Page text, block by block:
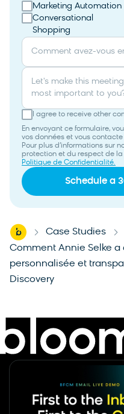
Marketing Automation
Conversational
Shopping
Comment avez-vous
Let's make this meeting productive. What topics are
most important to
I agree to receive other
En envoyant ce formulaire,
vos données et vous
Pour plus d’informations sur
protection et du respect de
Politique de Confidentialité.
Home Case Studies
Comment Annie Selke a
personnalisée et
Discovery